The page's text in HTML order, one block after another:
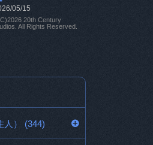
05/15
C)2026 20th Century
All Rights Reserved.
人） (344)